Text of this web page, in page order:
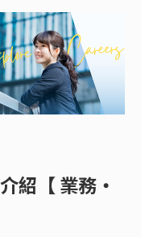
紹【 業務・